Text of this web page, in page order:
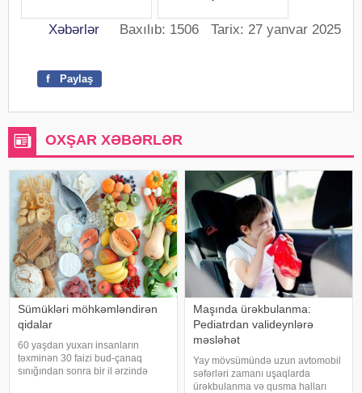
Xəbərlər Baxılıb: 1506 Tarix: 27 yanvar 2025
f Paylaş
OXŞAR XƏBƏRLƏR
Sümükləri möhkəmləndirən
qidalar
60 yaşdan yuxarı insanların
təxminən 30 faizi bud-çanaq
sınığından sonra bir il ərzində
Maşında ürəkbulanma:
Pediatrdan valideynlərə
məsləhət
Yay mövsümündə uzun avtomobil
səfərləri zamanı uşaqlarda
ürəkbulanma və qusma halları